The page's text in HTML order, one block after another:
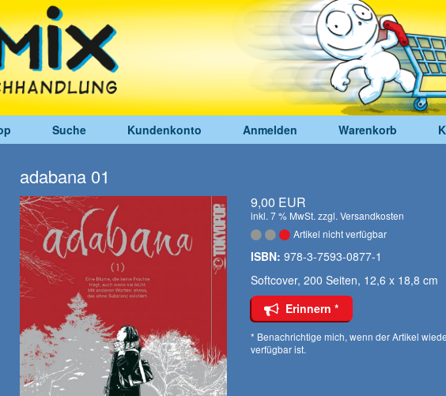
Suche Kundenkonto Anmelden Warenkorb
adabana 01
9,00 EUR
inkl. 7 % MwSt. zzgl. Versandkosten
Artikel nicht verfügbar
ISBN: 978-3-7593-0877-1
Softcover, 200 Seiten, 12,6 x 18,8 cm
Erinnern *
* Benachrichtige mich, wenn der Artikel
verfügbar ist.